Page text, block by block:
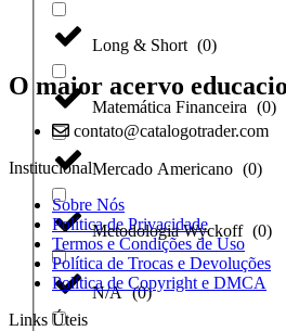
Long & Short (0)
Matemática Financeira (0)
Mercado Americano (0)
Metodologia Wyckoff (0)
N/A (0)
O maior acervo
contato@catalogotrader.com
Institucional
Sobre Nós
Política de Privacidade
Termos e Condições de Uso
Política de Trocas e Devoluções
Política de Copyright e DMCA
Links Úteis